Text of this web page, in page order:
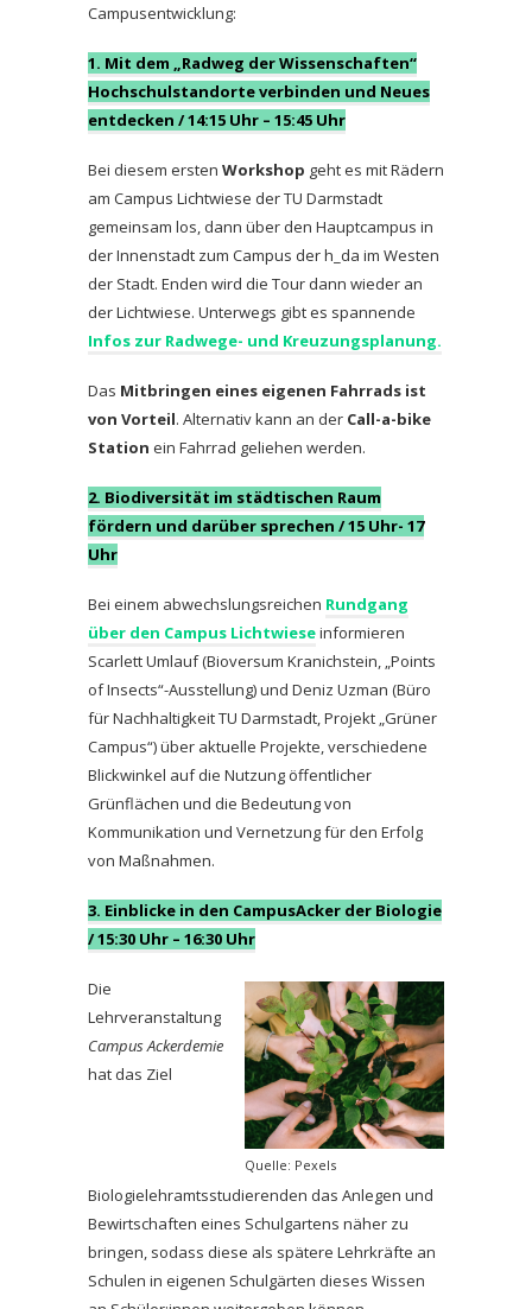
Campusentwicklung:
1. Mit dem „Radweg der Wissenschaften“
Hochschulstandorte verbinden und Neues
entdecken / 14:15 Uhr – 15:45 Uhr
Bei diesem ersten Workshop geht es mit Rädern
am Campus Lichtwiese der TU Darmstadt
gemeinsam los, dann über den Hauptcampus in
der Innenstadt zum Campus der h_da im Westen
der Stadt. Enden wird die Tour dann wieder an
der Lichtwiese. Unterwegs gibt es spannende
Infos zur Radwege- und Kreuzungsplanung.
Das Mitbringen eines eigenen Fahrrads ist
von Vorteil. Alternativ kann an der Call-a-bike
Station ein Fahrrad geliehen werden.
2. Biodiversität im städtischen Raum
fördern und darüber sprechen / 15 Uhr- 17
Uhr
Bei einem abwechslungsreichen Rundgang
über den Campus Lichtwieseinformieren
Scarlett Umlauf (Bioversum Kranichstein, „Points
of Insects“-Ausstellung) und Deniz Uzman (Büro
für Nachhaltigkeit TU Darmstadt, Projekt „Grüner
Campus“) über aktuelle Projekte, verschiedene
Blickwinkel auf die Nutzung öffentlicher
Grünflächen und die Bedeutung von
Kommunikation und Vernetzung für den Erfolg
von Maßnahmen.
3. Einblicke in den CampusAcker der Biologie
/ 15:30 Uhr – 16:30 Uhr
Quelle: Pexels
Die
Lehrveranstaltung
Campus Ackerdemie
hat das Ziel
Biologielehramtsstudierenden das Anlegen und
Bewirtschaften eines Schulgartens näher zu
bringen, sodass diese als spätere Lehrkräfte an
Schulen in eigenen Schulgärten dieses Wissen